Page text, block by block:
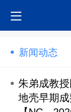
新闻动态
朱弟成教
地壳早期